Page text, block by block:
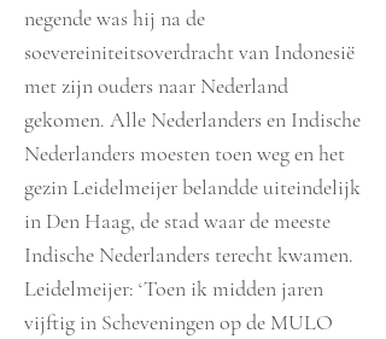
negende was hij na de
soevereiniteitsoverdracht van Indonesië
met zijn ouders naar Nederland
gekomen. Alle Nederlanders en Indische
Nederlanders moesten toen weg en het
gezin Leidelmeijer belandde uiteindelijk
in Den Haag, de stad waar de meeste
Indische Nederlanders terecht kwamen.
Leidelmeijer: ‘Toen ik midden jaren
vijftig in Scheveningen op de MULO